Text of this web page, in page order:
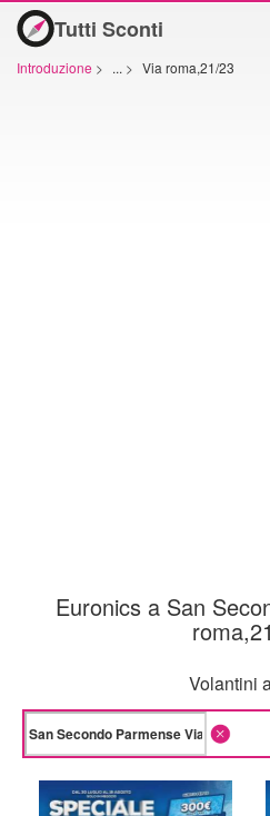
Tutti Sconti
Introduzione > ... > Via roma,21/23
Euronics a San
Volantini